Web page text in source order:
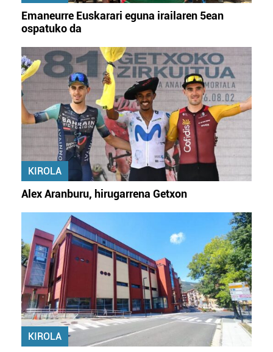
Emaneurre Euskarari eguna irailaren 5ean
ospatuko da
KIROLA
Alex Aranburu, hirugarrena Getxon
KIROLA